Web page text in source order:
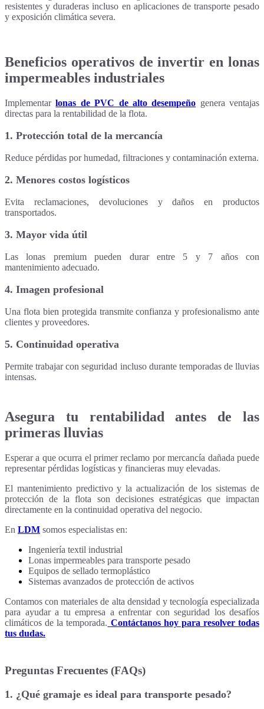
resistentes y duraderas incluso en aplicaciones de transporte pesado
y exposición climática severa.
Beneficios operativos de invertir en lonas
impermeables industriales
Implementarlonas de PVC de alto desempeño genera ventajas
directas para la rentabilidad de la flota.
1. Protección total de la mercancía
Reduce pérdidas por humedad, filtraciones y contaminación externa.
2. Menores costos logísticos
Evita reclamaciones, devoluciones y daños en productos
transportados.
3. Mayor vida útil
Las lonas premium pueden durar entre 5 y 7 años con
mantenimiento adecuado.
4. Imagen profesional
Una flota bien protegida transmite confianza y profesionalismo ante
clientes y proveedores.
5. Continuidad operativa
Permite trabajar con seguridad incluso durante temporadas de lluvias
intensas.
Asegura tu rentabilidad antes de las
primeras lluvias
Esperar a que ocurra el primer reclamo por mercancía dañada puede
representar pérdidas logísticas y financieras muy elevadas.
El mantenimiento predictivo y la actualización de los sistemas de
protección de la flota son decisiones estratégicas que impactan
directamente en la continuidad operativa del negocio.
En LDM somos especialistas en:
Ingeniería textil industrial
Lonas impermeables para transporte pesado
Equipos de sellado termoplástico
Sistemas avanzados de protección de activos
Contamos con materiales de alta densidad y tecnología especializada
para ayudar a tu empresa a enfrentar con seguridad los desafíos
climáticos de la temporada. Contáctanos hoy para resolver todas
tus dudas.
Preguntas Frecuentes (FAQs)
1. ¿Qué gramaje es ideal para transporte pesado?